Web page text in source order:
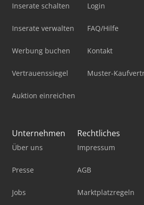
Inserate schalten
Inserate verwalten
Werbung buchen
Vertrauenssiegel
Auktion einreichen
Login
FAQ/Hilfe
Kontakt
Muster-
Unternehmen
Über uns
Presse
Jobs
Rechtliches
Impressum
AGB
Marktplatzregeln